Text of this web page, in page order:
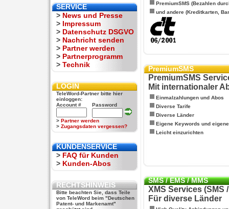
SERVICE
> News und Presse
> Impressum
> Datenschutz DSGVO
> Nachricht senden
> Partner werden
> Partnerprogramm
> Technik
LOGIN
TeleWord-Partner bitte hier
einloggen:
Account #
Password
> Partner werden
> Zugangsdaten vergessen?
KUNDENSERVICE
> FAQ für Kunden
> Kunden-Abos
RECHTSHINWEIS
Bitte beachten Sie, dass Teile
von TeleWord beim "Deutschen
Patent- und Markenamt"
PremiumSMS (Bezahlen
und andere (Kreditkarten,
PremiumSMS
PremiumSMS
Mit internationaler
Einmalzahlungen und Abos
Diverse Tarife
Diverse Länder
Eigene Keywords und
Leicht einzurichten
SMS / EMS / MMS
XMS Services (SMS
Für diverse Länder